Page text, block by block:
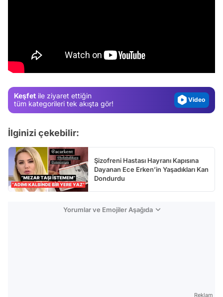
Keşfet ile ziyaret ettiğin
tüm kategorileri tek akışta gör!
Video
İlginizi çekebilir:
Şizofreni Hastası Hayranı Kapısına
Dayanan Ece Erken’in Yaşadıkları Kan
Dondurdu
Yorumlar ve Emojiler Aşağıda
Reklam